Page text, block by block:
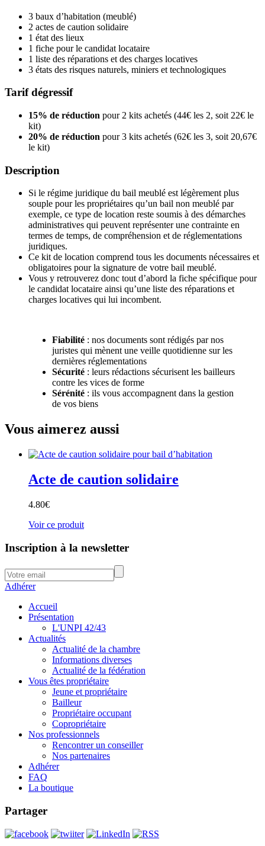
3 baux d’habitation (meublé)
2 actes de caution solidaire
1 état des lieux
1 fiche pour le candidat locataire
1 liste des réparations et des charges locatives
3 états des risques naturels, miniers et technologiques
Tarif dégressif
15% de réduction pour 2 kits achetés (44€ les 2, soit 22€ le
kit)
20% de réduction pour 3 kits achetés (62€ les 3, soit 20,67€
le kit)
Description
Si le régime juridique du bail meublé est légèrement plus
souple pour les propriétaires qu’un bail non meublé par
exemple, ce type de location reste soumis à des démarches
administratives qui peuvent représenter une contrainte en
termes de temps, de compréhension et de réglementations
juridiques.
Ce kit de location comprend tous les documents nécessaires et
obligatoires pour la signature de votre bail meublé.
Vous y retrouverez donc tout d’abord la fiche spécifique pour
le candidat locataire ainsi qu’une liste des réparations et
charges locatives qui lui incombent.
Fiabilité : nos documents sont rédigés par nos
juristes qui mènent une veille quotidienne sur les
dernières réglementations
Sécurité : leurs rédactions sécurisent les bailleurs
contre les vices de forme
Sérénité : ils vous accompagnent dans la gestion
de vos biens
Vous aimerez aussi
Acte de caution solidaire
4.80€
Voir ce produit
Inscription à la newsletter
Adhérer
Accueil
Présentation
L'UNPI 42/43
Actualités
Actualité de la chambre
Informations diverses
Actualité de la fédération
Vous êtes propriétaire
Jeune et propriétaire
Bailleur
Propriétaire occupant
Copropriétaire
Nos professionnels
Rencontrer un conseiller
Nos partenaires
Adhérer
FAQ
La boutique
Partager